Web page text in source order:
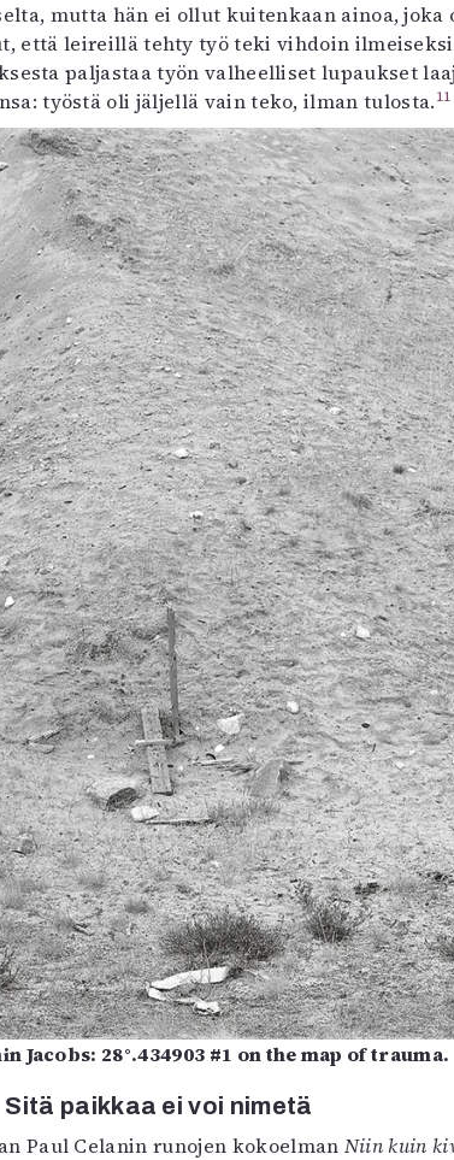
mutta hän ei ollut kuitenkaan ainoa,
että leireillä tehty työ teki vihdoin
paljastaa työn valheelliset lupaukset
työstä oli jäljellä vain teko, ilman tulosta.11
Jacobs: 28°.434903 #1 on the map of trauma.
Sitä paikkaa ei voi nimetä
Paul Celanin runojen kokoelman Niin kuin